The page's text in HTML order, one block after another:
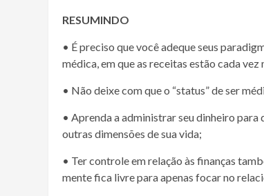
RESUMINDO
• É preciso que você adeque seus
médica, em que as receitas estão cada vez
• Não deixe com que o “status” de ser
• Aprenda a administrar seu dinheiro para
outras dimensões de sua vida;
• Ter controle em relação às finanças
mente fica livre para apenas focar no